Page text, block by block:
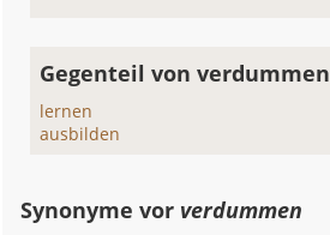
Gegenteil von verdummen
lernen
ausbilden
Synonyme vor verdummen